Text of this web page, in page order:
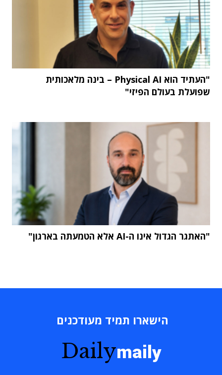
"העתיד הוא Physical AI – בינה מלאכותית
שפועלת בעולם הפיזי"
"האתגר הגדול אינו ה-AI אלא הטמעתה בארגון"
הישארו תמיד מעודכנים
Dailymaily